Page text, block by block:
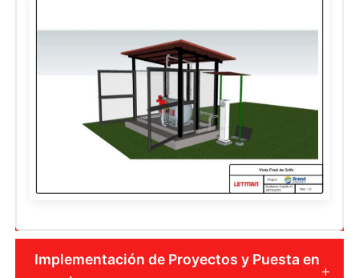
Implementación de Proyectos y Puesta en